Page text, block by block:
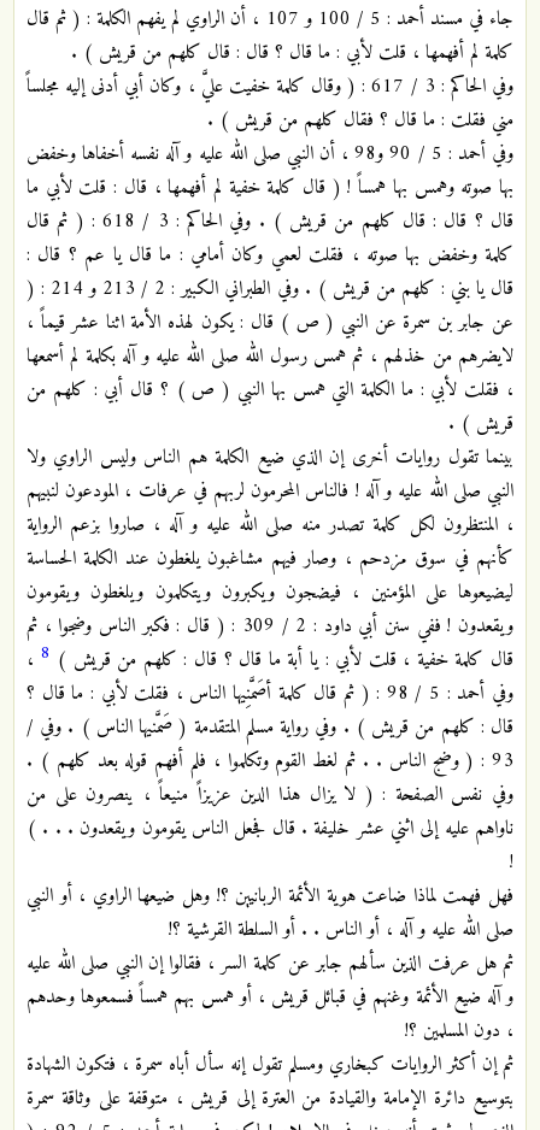
جاء في مسند أحمد : 5 / 100 و 107 ، أن الراوي لم يفهم الكلمة : ( ثم قال
كلمة لم أفهمها ، قلت لأبي : ما قال ؟ قال : قال كلهم من قريش ) .
وفي الحاكم : 3 / 617 : ( وقال كلمة خفيت عليَّ ، وكان أبي أدنى إليه مجلساً
مني فقلت : ما قال ؟ فقال كلهم من قريش ) .
وفي أحمد : 5 / 90 و98 ، أن النبي صلى الله عليه و آله نفسه أخفاها وخفض
بها صوته وهمس بها همساً ! ( قال كلمة خفية لم أفهمها ، قال : قلت لأبي ما
قال ؟ قال : قال كلهم من قريش ) . وفي الحاكم : 3 / 618 : ( ثم قال
كلمة وخفض بها صوته ، فقلت لعمي وكان أمامي : ما قال يا عم ؟ قال :
قال يا بني : كلهم من قريش ) . وفي الطبراني الكبير : 2 / 213 و 214 : (
عن جابر بن سمرة عن النبي ( ص ) قال : يكون لهذه الأمة اثنا عشر قيماً ،
لايضرهم من خذلهم ، ثم همس رسول الله صلى الله عليه و آله بكلمة لم أسمعها
، فقلت لأبي : ما الكلمة التي همس بها النبي ( ص ) ؟ قال أبي : كلهم من
قريش ) .
بينما تقول روايات أخرى إن الذي ضيع الكلمة هم الناس وليس الراوي ولا
النبي صلى الله عليه و آله ! فالناس المحرمون لربهم في عرفات ، المودعون لنبيهم
، المنتظرون لكل كلمة تصدر منه صلى الله عليه و آله ، صاروا بزعم الرواية
كأنهم في سوق مزدحم ، وصار فيهم مشاغبون يلغطون عند الكلمة الحساسة
ليضيعوها على المؤمنين ، فيضجون ويكبرون ويتكلمون ويلغطون ويقومون
ويقعدون ! ففي سنن أبي داود : 2 / 309 : ( قال : فكبر الناس وضجوا ، ثم
قال كلمة خفية ، قلت لأبي : يا أبة ما قال ؟ قال : كلهم من قريش ) 8 ،
وفي أحمد : 5 / 98 : ( ثم قال كلمة أصَمَّنِيها الناس ، فقلت لأبي : ما قال ؟
قال : كلهم من قريش ) . وفي رواية مسلم المتقدمة ( صَمَّنيها الناس ) . وفي /
93 : ( وضج الناس . . ثم لغط القوم وتكلموا ، فلم أفهم قوله بعد كلهم ) .
وفي نفس الصفحة : ( لا يزال هذا الدين عزيزاً منيعاً ، ينصرون على من
ناواهم عليه إلى اثني عشر خليفة . قال فجعل الناس يقومون ويقعدون . . . )
!
فهل فهمت لماذا ضاعت هوية الأئمة الربانيين ؟! وهل ضيعها الراوي ، أو النبي
صلى الله عليه و آله ، أو الناس . . أو السلطة القرشية ؟!
ثم هل عرفت الذين سألهم جابر عن كلمة السر ، فقالوا إن النبي صلى الله عليه
و آله ضيع الأئمة وغنهم في قبائل قريش ، أو همس بهم همساً فسمعوها وحدهم
، دون المسلمين ؟!
ثم إن أكثر الروايات كبخاري ومسلم تقول إنه سأل أباه سمرة ، فتكون الشهادة
بتوسيع دائرة الإمامة والقيادة من العترة إلى قريش ، متوقفة على وثاقة سمرة